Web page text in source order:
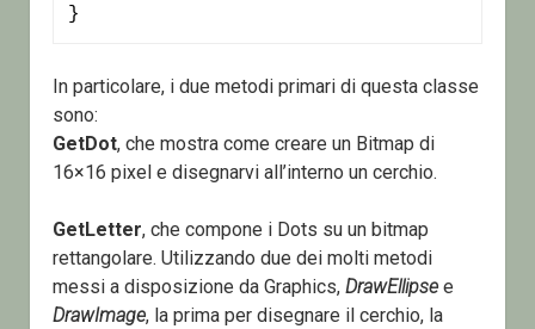
}
In particolare, i due metodi primari di questa classe
sono:
GetDot, che mostra come creare un Bitmap di
16×16 pixel e disegnarvi all’interno un cerchio.
GetLetter, che compone i Dots su un bitmap
rettangolare. Utilizzando due dei molti metodi
messi a disposizione da Graphics, DrawEllipsee
DrawImage, la prima per disegnare il cerchio, la